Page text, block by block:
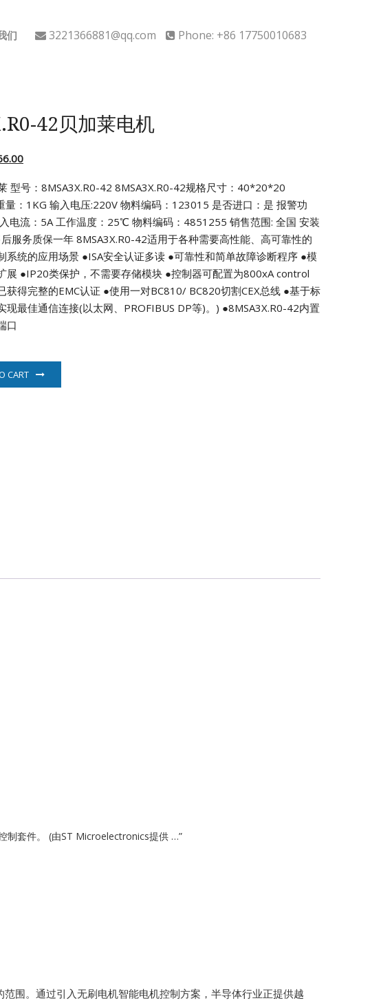
3221366881@qq.com Phone: +86 17750010683
们
42贝加莱电机
型号：8MSA3X.R0-42 8MSA3X.R0-42规格尺寸：40*20*20
量：1KG 输入电压:220V物料编码：123015 是否进口：是 报警功
电流：5A工作温度：25℃ 物料编码：4851255 销售范围: 全国 安装
服务质保一年 8MSA3X.R0-42适用于各种需要高性能、高可靠性的
系统的应用场景 ●ISA安全认证多读 ●可靠性和简单故障诊断程序 ●模
展 ●IP20类保护，不需要存储模块 ●控制器可配置为800xA control
获得完整的EMC认证 ●使用一对BC810/ BC820切割CEX总线 ●基于标
现最佳通信连接(以太网、PROFIBUS DP等)。) ●8MSA3X.R0-42内置
口
CART
制套件。 (由ST Microelectronics提供 …”
围。通过引入无刷电机智能电机控制方案，半导体行业正提供越